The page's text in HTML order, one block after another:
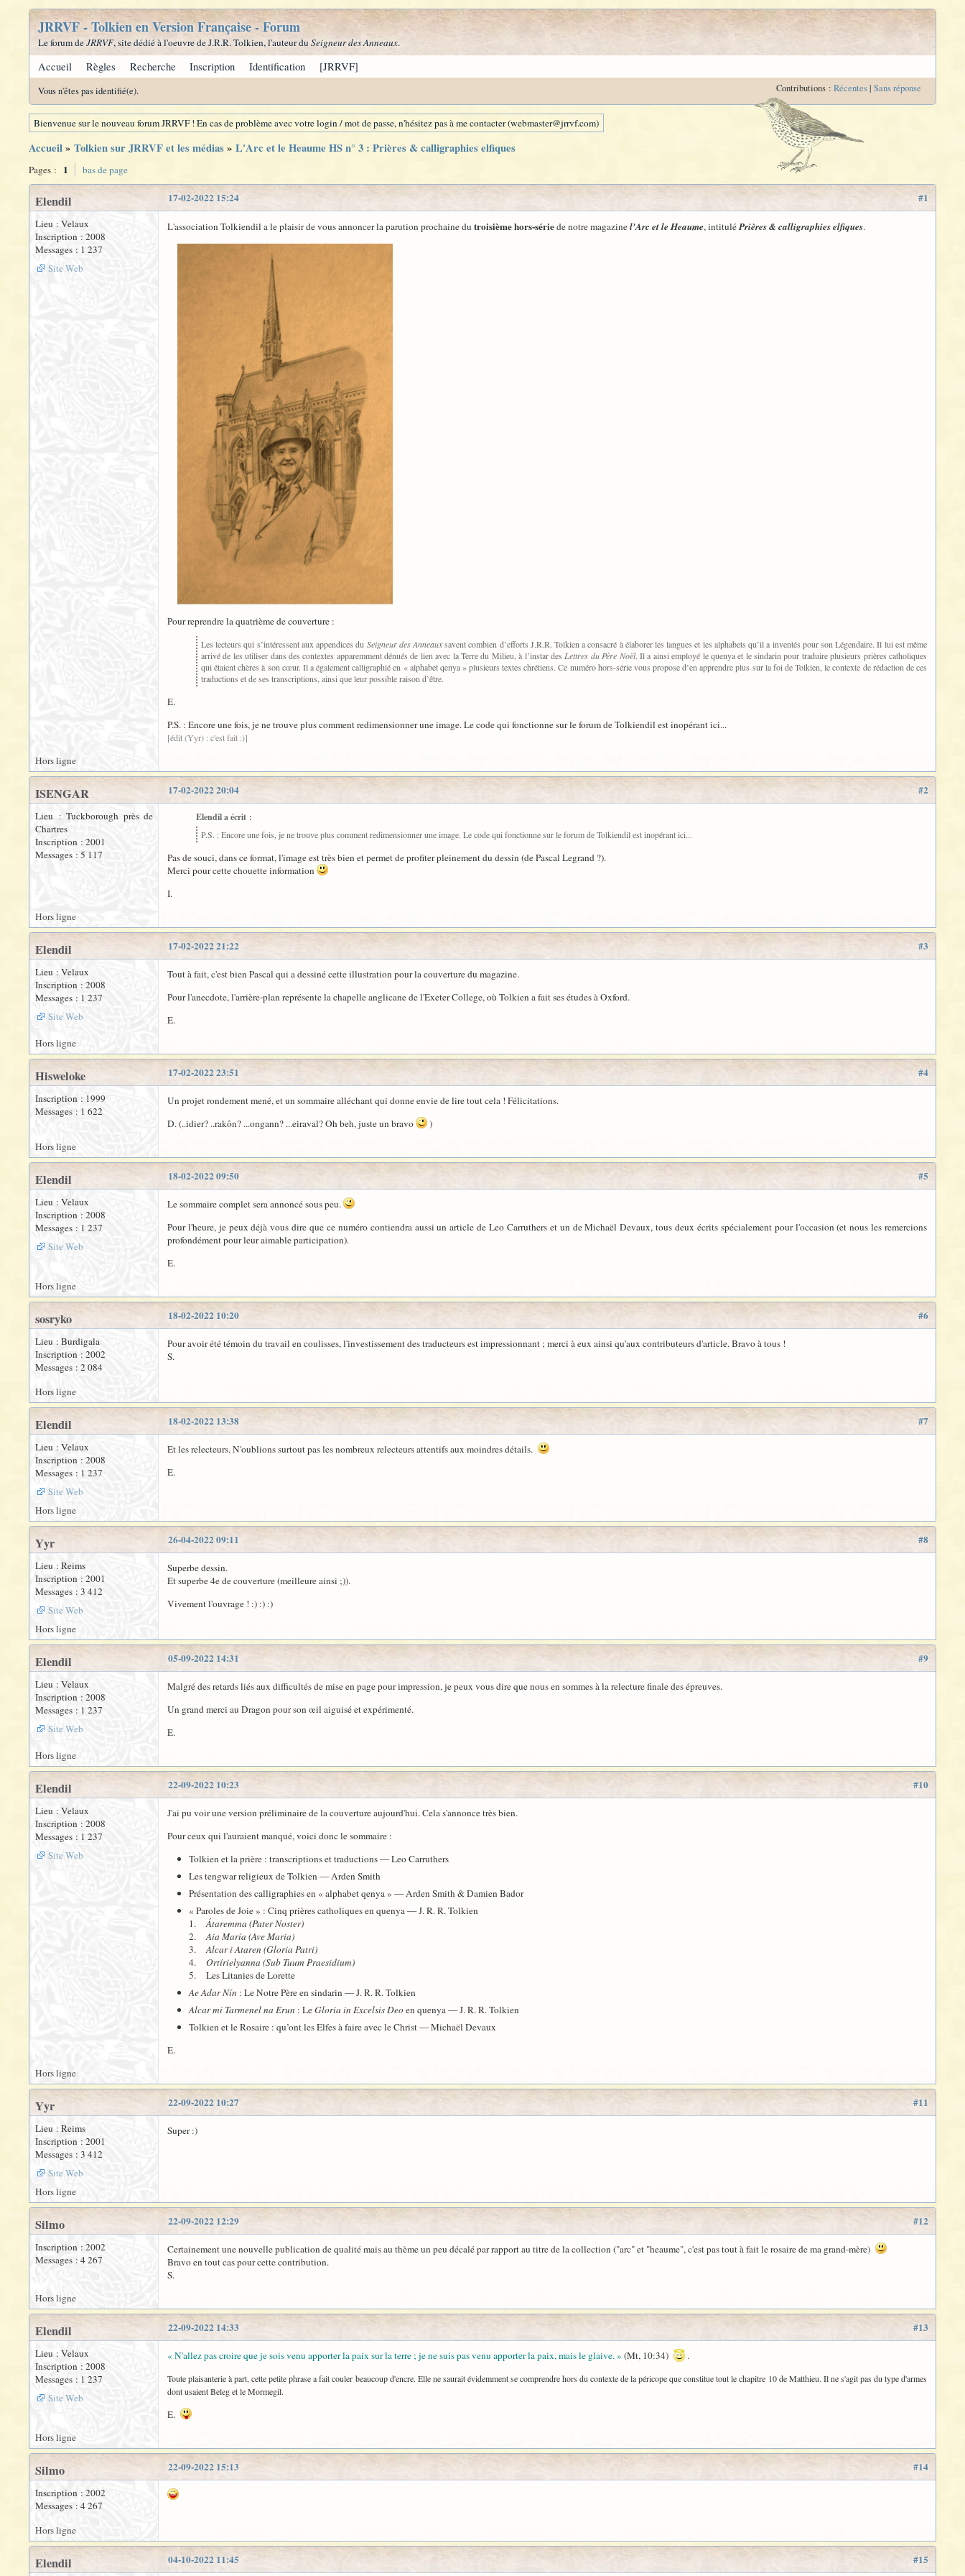
JRRVF - Tolkien en Version Française - Forum
Le forum deJRRVF, site dédié à l'oeuvre de J.R.R. Tolkien, l'auteur du Seigneur des Anneaux.
Accueil Règles Recherche Inscription Identification [JRRVF]
Vous n'êtes pas identifié(e). Contributions : Récentes| Sans réponse
Bienvenue sur le nouveau forum JRRVF ! En cas de problème avec votre login / mot de passe, n'hésitez pas à me contacter (webmaster@jrrvf.com)
Accueil» Tolkien sur JRRVF et les médias» L'Arc et le Heaume HS n° 3 : Prières & calligraphies elfiques
Pages : 1 bas de page
#1
17-02-2022 15:24
Elendil
Lieu : Velaux
Inscription : 2008
Messages : 1 237
Site Web
L'association Tolkiendil a le plaisir de vous annoncer la parution prochaine du troisième hors-sériede notre magazinel'Arc et le Heaume, intituléPrières & calligraphies elfiques.
Pour reprendre la quatrième de couverture :
Les lecteurs qui s’intéressent aux appendices du Seigneur des Anneauxsavent combien d’efforts J.R.R. Tolkien a consacré à élaborer les langues et les alphabets qu’il a inventés pour son Légendaire. Il lui est même
arrivé de les utiliser dans des contextes apparemment dénués de lien avec la Terre du Milieu, à l’instar des Lettres du Père Noël. Il a ainsi employé le quenya et le sindarin pour traduire plusieurs prières catholiques
qui étaient chères à son cœur. Il a également calligraphié en « alphabet qenya » plusieurs textes chrétiens. Ce numéro hors-série vous propose d’en apprendre plus sur la foi de Tolkien, le contexte de rédaction de ces
traductions et de ses transcriptions, ainsi que leur possible raison d’être.
E.
P.S. : Encore une fois, je ne trouve plus comment redimensionner une image. Le code qui fonctionne sur le forum de Tolkiendil est inopérant ici...
[édit (Yyr) : c'est fait :)]
Hors ligne
#2
17-02-2022 20:04
ISENGAR
Lieu : Tuckborough près de
Chartres
Inscription : 2001
Messages : 5 117
Elendil a écrit :
P.S. : Encore une fois, je ne trouve plus comment redimensionner une image. Le code qui fonctionne sur le forum de Tolkiendil est inopérant ici...
Pas de souci, dans ce format, l'image est très bien et permet de profiter pleinement du dessin (de Pascal Legrand ?).
Merci pour cette chouette information
I.
Hors ligne
#3
17-02-2022 21:22
Elendil
Lieu : Velaux
Inscription : 2008
Messages : 1 237
Site Web
Tout à fait, c'est bien Pascal qui a dessiné cette illustration pour la couverture du magazine.
Pour l'anecdote, l'arrière-plan représente la chapelle anglicane de l'Exeter College, où Tolkien a fait ses études à Oxford.
E.
Hors ligne
#4
17-02-2022 23:51
Hisweloke
Inscription : 1999
Messages : 1 622
Un projet rondement mené, et un sommaire alléchant qui donne envie de lire tout cela ! Félicitations.
D. (..idier? ..rakôn? ...ongann? ...eiraval? Oh beh, juste un bravo
)
Hors ligne
#5
18-02-2022 09:50
Elendil
Lieu : Velaux
Inscription : 2008
Messages : 1 237
Site Web
Le sommaire complet sera annoncé sous peu.
Pour l'heure, je peux déjà vous dire que ce numéro contiendra aussi un article de Leo Carruthers et un de Michaël Devaux, tous deux écrits spécialement pour l'occasion (et nous les remercions
profondément pour leur aimable participation).
E.
Hors ligne
#6
18-02-2022 10:20
sosryko
Lieu : Burdigala
Inscription : 2002
Messages : 2 084
Pour avoir été témoin du travail en coulisses, l'investissement des traducteurs est impressionnant ; merci à eux ainsi qu'aux contributeurs d'article. Bravo à tous !
S.
Hors ligne
#7
18-02-2022 13:38
Elendil
Lieu : Velaux
Inscription : 2008
Messages : 1 237
Site Web
Et les relecteurs. N'oublions surtout pas les nombreux relecteurs attentifs aux moindres détails.
E.
Hors ligne
#8
26-04-2022 09:11
Yyr
Lieu : Reims
Inscription : 2001
Messages : 3 412
Site Web
Superbe dessin.
Et superbe 4e de couverture (meilleure ainsi ;)).
Vivement l'ouvrage ! :) :) :)
Hors ligne
#9
05-09-2022 14:31
Elendil
Lieu : Velaux
Inscription : 2008
Messages : 1 237
Site Web
Malgré des retards liés aux difficultés de mise en page pour impression, je peux vous dire que nous en sommes à la relecture finale des épreuves.
Un grand merci au Dragon pour son œil aiguisé et expérimenté.
E.
Hors ligne
#10
22-09-2022 10:23
Elendil
Lieu : Velaux
Inscription : 2008
Messages : 1 237
Site Web
J'ai pu voir une version préliminaire de la couverture aujourd'hui. Cela s'annonce très bien.
Pour ceux qui l'auraient manqué, voici donc le sommaire :
Tolkien et la prière : transcriptions et traductions — Leo Carruthers
Les tengwar religieux de Tolkien — Arden Smith
Présentation des calligraphies en « alphabet qenya » — Arden Smith & Damien Bador
« Paroles de Joie » : Cinq prières catholiques en quenya — J. R. R. Tolkien
1.Átaremma (Pater Noster)
2.Aia María (Ave Maria)
3.Alcar i Ataren (Gloria Patri)
4. Ortírielyanna (Sub Tuum Praesidium)
5. Les Litanies de Lorette
Ae Adar Nín : Le Notre Père en sindarin — J. R. R. Tolkien
Alcar mi Tarmenel na Erun : LeGloria in Excelsis Deoen quenya — J. R. R. Tolkien
Tolkien et le Rosaire : qu’ont les Elfes à faire avec le Christ — Michaël Devaux
E.
Hors ligne
#11
22-09-2022 10:27
Yyr
Lieu : Reims
Inscription : 2001
Messages : 3 412
Site Web
Super :)
Hors ligne
#12
22-09-2022 12:29
Silmo
Inscription : 2002
Messages : 4 267
Certainement une nouvelle publication de qualité mais au thème un peu décalé par rapport au titre de la collection ("arc" et "heaume", c'est pas tout à fait le rosaire de ma grand-mère)
Bravo en tout cas pour cette contribution.
S.
Hors ligne
#13
22-09-2022 14:33
Elendil
Lieu : Velaux
Inscription : 2008
Messages : 1 237
Site Web
« N'allez pas croire que je sois venu apporter la paix sur la terre ; je ne suis pas venu apporter la paix, mais le glaive. » (Mt, 10:34) .
Toute plaisanterie à part, cette petite phrase a fait couler beaucoup d'encre. Elle ne saurait évidemment se comprendre hors du contexte de la péricope que constitue tout le chapitre 10 de Matthieu. Il ne s'agit pas du type d'armes
dont usaient Beleg et le Mormegil.
E.
Hors ligne
#14
22-09-2022 15:13
Silmo
Inscription : 2002
Messages : 4 267
Hors ligne
#15
04-10-2022 11:45
Elendil